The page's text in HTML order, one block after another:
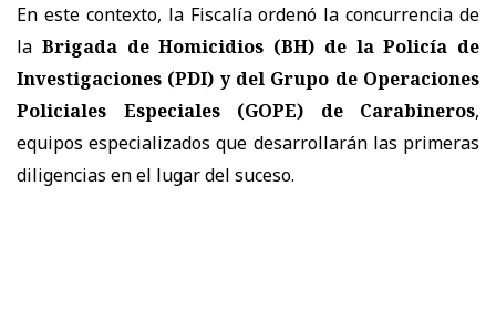
En este contexto, la Fiscalía ordenó la concurrencia de
la Brigada de Homicidios (BH) de la Policía de
Investigaciones (PDI) y del Grupo de Operaciones
Policiales Especiales (GOPE) de Carabineros,
equipos especializados que desarrollarán las primeras
diligencias en el lugar del suceso.